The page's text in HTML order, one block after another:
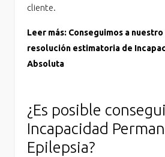
cliente.
Leer más: Conseguimos a
resolución estimatoria de
Absoluta
¿Es posible
Incapacidad
Epilepsia?